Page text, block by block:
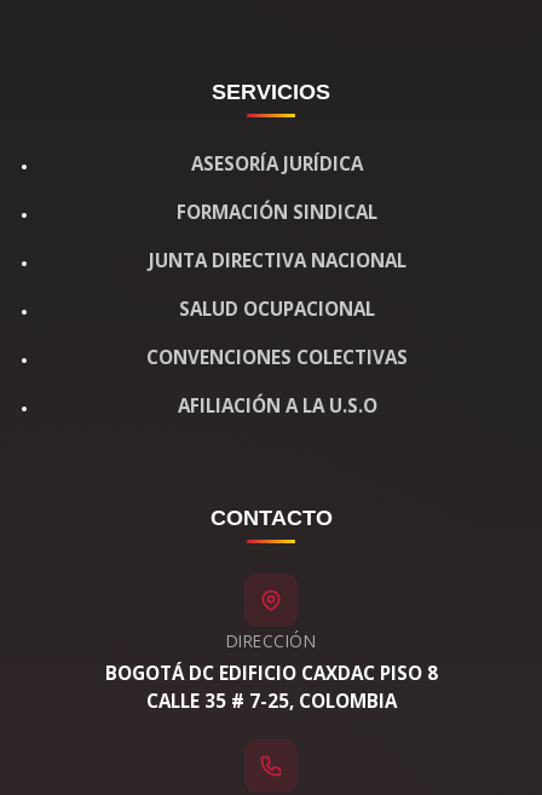
SERVICIOS
ASESORÍA JURÍDICA
FORMACIÓN SINDICAL
JUNTA DIRECTIVA NACIONAL
SALUD OCUPACIONAL
CONVENCIONES COLECTIVAS
AFILIACIÓN A LA U.S.O
CONTACTO
DIRECCIÓN
BOGOTÁ DC EDIFICIO CAXDAC PISO 8
CALLE 35 # 7-25, COLOMBIA